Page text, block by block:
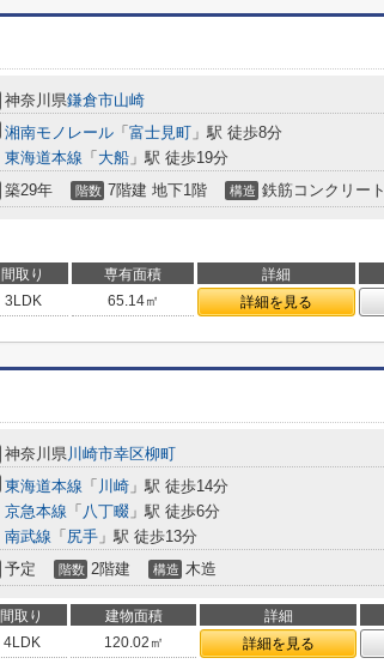
神奈川県鎌倉市山崎
湘南モノレール 「 富士見町 」駅 徒歩8分
東海道本線 「 大船 」駅 徒歩19分
築29年 階数 7階建 地下1階 構造 鉄筋コンクリート
間取り 専有面積 詳細
3LDK 65.14㎡ 詳細を見る
神奈川県川崎市幸区柳町
東海道本線 「 川崎 」駅 徒歩14分
京急本線 「 八丁畷 」駅 徒歩6分
南武線 「 尻手 」駅 徒歩13分
予定 階数 2階建 構造 木造
間取り 建物面積 詳細
4LDK 120.02㎡ 詳細を見る